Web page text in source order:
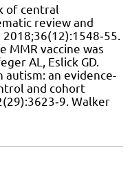
of central
review and
2018;36(12):1548‑55.
MMR vaccine was
AL, Eslick GD.
autism: an evidence-
and cohort
Walker